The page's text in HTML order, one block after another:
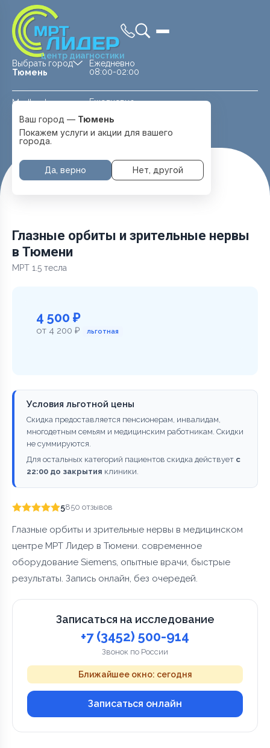
центр диагностики
Выбрать город
Тюмень
Medland —
Тюмень
Ежедневно
08:00-02:00
Ежедневно
Перейти
Ваш город — Тюмень
Покажем услуги и акции для вашего
города.
Да, верно Нет, другой
Главная Услуги и цены МРТ Головы
Глазные орбиты и зрительные нервы
в Тюмени
МРТ 1.5 тесла
4 500 ₽
от 4 200 ₽ льготная
Условия льготной цены
Скидка предоставляется пенсионерам, инвалидам,
многодетным семьям и медицинским работникам. Скидки
не суммируются.
Для остальных категорий пациентов скидка действует с
22:00 до закрытия клиники.
5850 отзывов
Глазные орбиты и зрительные нервы в медицинском
центре МРТ Лидер в Тюмени. современное
оборудование Siemens, опытные врачи, быстрые
результаты. Запись онлайн, без очередей.
Записаться на исследование
+7 (3452) 500-914
Звонок по России
Ближайшее окно: сегодня
Записаться онлайн